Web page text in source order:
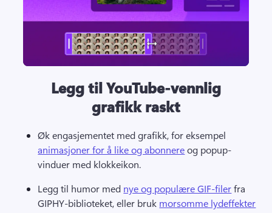
Legg til YouTube-vennlig
grafikk raskt
Øk engasjementet med grafikk, for eksempel
animasjoner for å like og abonnere og popup-
vinduer med klokkeikon.
Legg til humor med nye og populære GIF-filer fra
GIPHY-biblioteket, eller bruk morsomme lydeffekter